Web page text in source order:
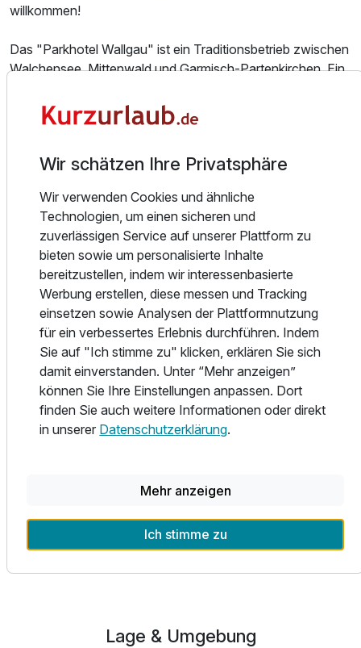
willkommen!
Das "Parkhotel Wallgau" ist ein Traditionsbetrieb zwischen
Walchensee, Mittenwald und Garmisch-Partenkirchen. Ein
Wanderungen und Radtouren. Mit dem Hang zum Detail
wurde das 4-Sterne Superior Privathotel mit Liebe
Zirbenholzdekor stehen für alpenländischen Komfort für
Für einen entspannten Aufenthalt sorgen die
Sonnenterrasse und die großzügige Liegewiese mit Blick
auf die wunderschöne Alpenwelt. Das Hotelschwimmbad
und der Bavaria Spa runden das Angebot ab. Neben der
Benutzung von Cardio-Raum, Saunalandschaft, Whirlpool,
Ruheraum und Beautybereich, können Sie verschiedene
Massagen in Anspruch nehmen.
Im Sommer erwartet den Aktivurlauber ein kostenloser
Radverleih und im Winter profitieren Sie von den
schönsten Langlaufloipen, welche nur wenige Minuten
vom Hotel entfernt sind.
Im Hotelrestaurant erwarten Sie kulinarische Genüsse aus
Alle Infos zum Parkhotel Wallgau
Lage & Umgebung
Wir schätzen Ihre Privatsphäre
Wir verwenden Cookies und ähnliche
Technologien, um einen sicheren und
zuverlässigen Service auf unserer Plattform zu
bieten sowie um personalisierte Inhalte
bereitzustellen, indem wir interessenbasierte
Werbung erstellen, diese messen und Tracking
einsetzen sowie Analysen der Plattformnutzung
für ein verbessertes Erlebnis durchführen. Indem
Sie auf "Ich stimme zu" klicken, erklären Sie sich
damit einverstanden. Unter “Mehr anzeigen”
können Sie Ihre Einstellungen anpassen. Dort
finden Sie auch weitere Informationen oder direkt
in unserer Datenschutzerklärung.
Mehr anzeigen
Ich stimme zu